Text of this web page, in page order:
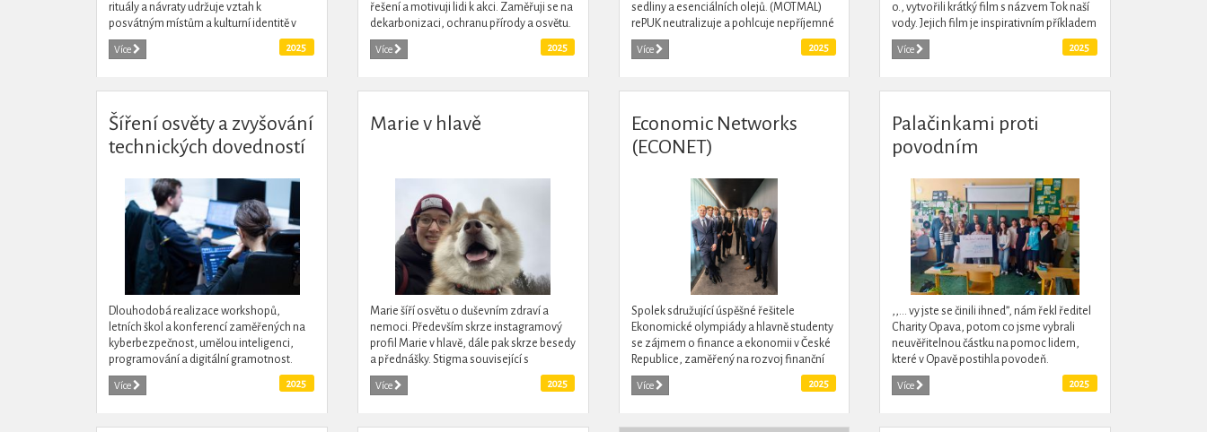
rituály a návraty udržuje vztah k
posvátným místům a kulturní identitě v
proměnlivé době. Film vznikl z nezávislé
iniciativy jako výsledek...
Více 2025
řešení a motivuji lidi k akci. Zaměřuji se na
dekarbonizaci, ochranu přírody a osvětu.
Více 2025
sedliny a esenciálních olejů. (MOTMAL)
rePUK neutralizuje a pohlcuje nepříjemné
pachy.
Více 2025
o., vytvořili krátký film s názvem Tok naší
vody. Jejich film je inspirativním příkladem
toho, jak se mladí lidé mohou aktivně...
Více 2025
Šíření osvěty a zvyšování
technických dovedností
Dlouhodobá realizace workshopů,
letních škol a konferencí zaměřených na
kyberbezpečnost, umělou inteligenci,
programování a digitální gramotnost.
Akce jsou určeny nejen pro žáky
základních škol a jejich učitele, ale i...
Více 2025
Marie v hlavě
Marie šíří osvětu o duševním zdraví a
nemoci. Především skrze instagramový
profil Marie v hlavě, dále pak skrze besedy
a přednášky. Stigma související s
psychickými problémy je obrovské a
ovlivňuje hodně (nejen...
Více 2025
Economic Networks
(ECONET)
Spolek sdružující úspěšné řešitele
Ekonomické olympiády a hlavně studenty
se zájmem o finance a ekonomii v České
Republice, zaměřený na rozvoj finanční
gramotnosti a praktické využití znalostí.
Více 2025
Palačinkami proti
povodním
,,... vy jste se činili ihned”, nám řekl ředitel
Charity Opava, potom co jsme vybrali
neuvěřitelnou částku na pomoc lidem,
které v Opavě postihla povodeň.
Více 2025